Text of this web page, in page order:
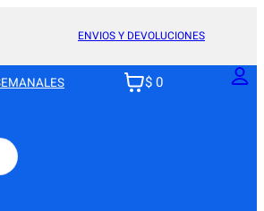
ENVIOS Y DEVOLUCIONES
$ 0